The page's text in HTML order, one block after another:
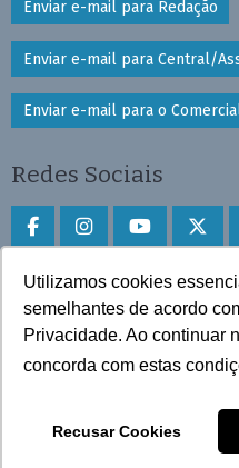
Utilizamos cookies
semelhantes de acordo
Privacidade. Ao continuar
concorda com estas
Recusar Cookies
Enviar e-mail para Redação
Enviar e-mail para Central/
Enviar e-mail para o
Redes Sociais
Faça download do
Play Store e App Store
Todos os direitos